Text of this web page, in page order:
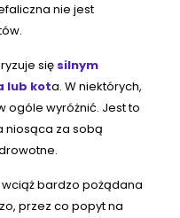
nie jest
się silnym
lub kota. W niektórych,
ogóle wyróżnić. Jest to
niosąca za sobą
wciąż bardzo pożądana
przez co popyt na